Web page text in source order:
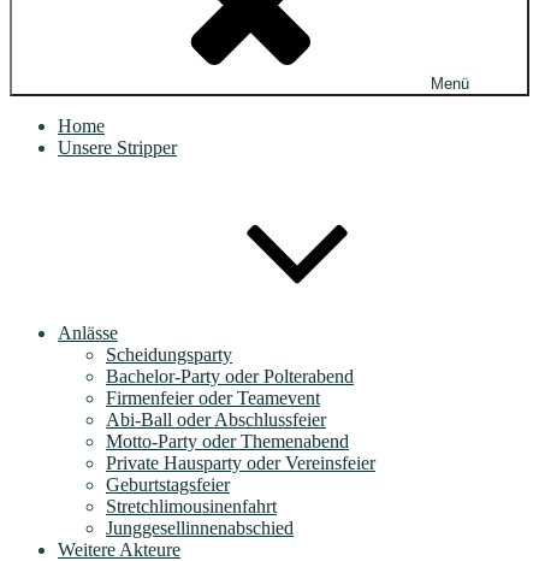
Menü
Home
Unsere Stripper
Anlässe
Scheidungsparty
Bachelor-Party oder Polterabend
Firmenfeier oder Teamevent
Abi-Ball oder Abschlussfeier
Motto-Party oder Themenabend
Private Hausparty oder Vereinsfeier
Geburtstagsfeier
Stretchlimousinenfahrt
Junggesellinnenabschied
Weitere Akteure